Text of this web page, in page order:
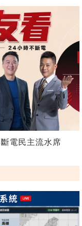
電民主流水席